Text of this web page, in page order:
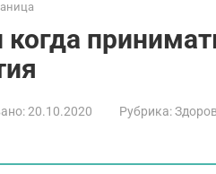
когда
20.10.2020 Рубрика: